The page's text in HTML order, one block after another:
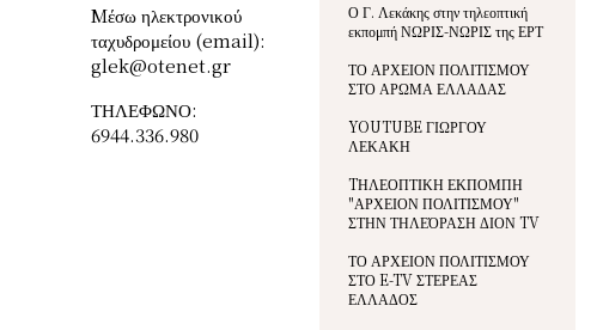
Mέσω ηλεκτρονικού
ταχυδρομείου (email):
glek@otenet.gr
ΤΗΛΕΦΩΝΟ:
6944.336.980
Ο Γ. Λεκάκης στην τηλεοπτική
εκπομπή ΝΩΡΙΣ-ΝΩΡΙΣ της ΕΡΤ
ΤΟ ΑΡΧΕΙΟΝ ΠΟΛΙΤΙΣΜΟΥ
ΣΤΟ ΑΡΩΜΑ ΕΛΛΑΔΑΣ
YOUTUBE ΓΙΩΡΓΟΥ
ΛΕΚΑΚΗ
TΗΛΕΟΠΤΙΚΗ ΕΚΠΟΜΠΗ
"ΑΡΧΕΙΟΝ ΠΟΛΙΤΙΣΜΟΥ"
ΣΤΗΝ ΤΗΛΕΌΡΑΣΗ ΔΙΟΝ TV
ΤΟ ΑΡΧΕΙΟΝ ΠΟΛΙΤΙΣΜΟΥ
ΣΤΟ E-TV ΣΤΕΡΕΑΣ
ΕΛΛΑΔΟΣ